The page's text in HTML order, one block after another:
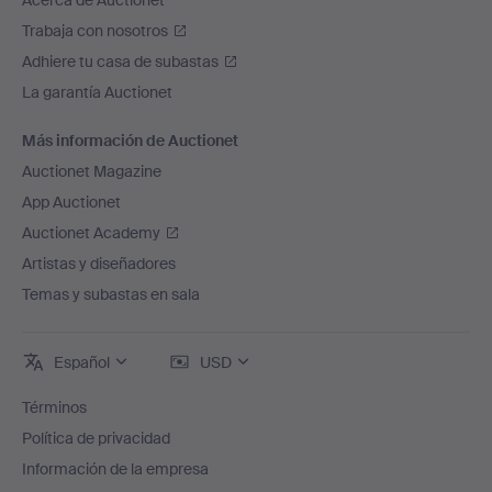
Trabaja con nosotros
Adhiere tu casa de subastas
La garantía Auctionet
Más información de Auctionet
Auctionet Magazine
App Auctionet
Auctionet Academy
Artistas y diseñadores
Temas y subastas en sala
Español USD
Términos
Política de privacidad
Información de la empresa